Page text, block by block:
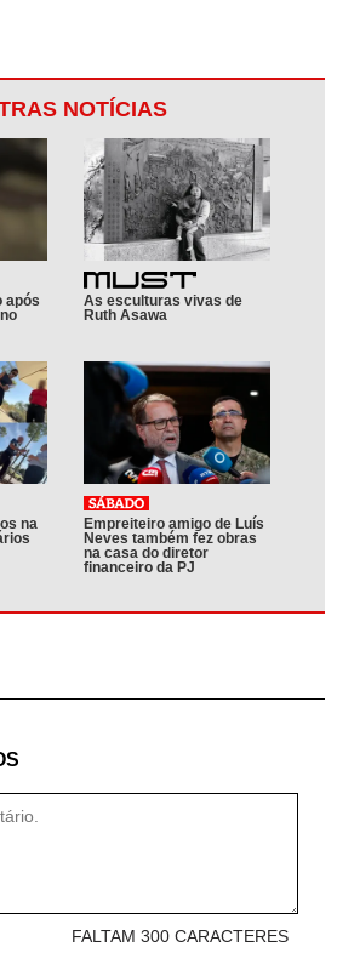
NOTÍCIAS
após
As esculturas vivas de
Ruth Asawa
na
Empreiteiro amigo de Luís
Neves também fez obras
na casa do diretor
financeiro da PJ
FALTAM 300 CARACTERES